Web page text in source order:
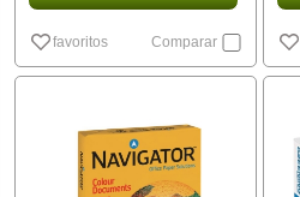
favoritos Comparar